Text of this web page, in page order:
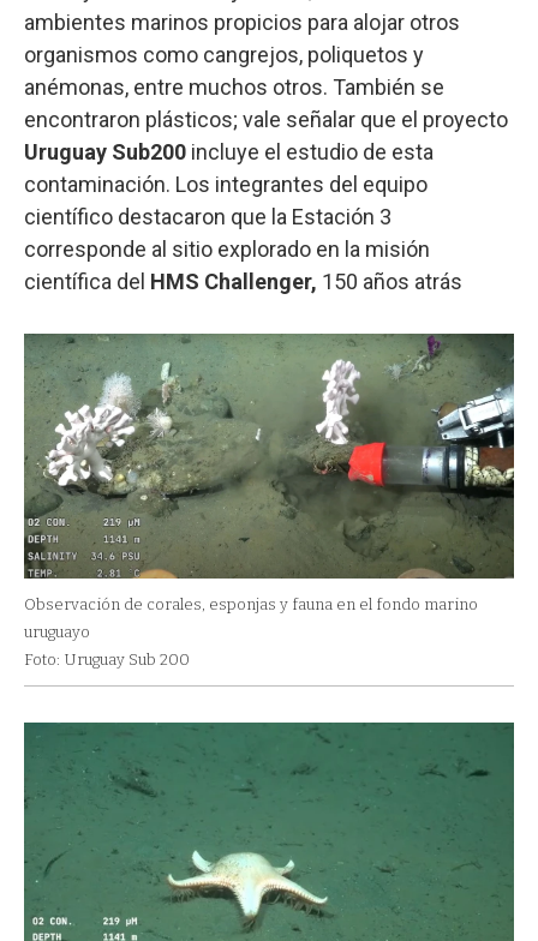
ambientes marinos propicios para alojar otros
organismos como cangrejos, poliquetos y
anémonas, entre muchos otros. También se
encontraron plásticos; vale señalar que el proyecto
Uruguay Sub200 incluye el estudio de esta
contaminación. Los integrantes del equipo
científico destacaron que la Estación 3
corresponde al sitio explorado en la misión
científica del HMS Challenger, 150 años atrás
Observación de corales, esponjas y fauna en el fondo marino
uruguayo
Foto: Uruguay Sub 200